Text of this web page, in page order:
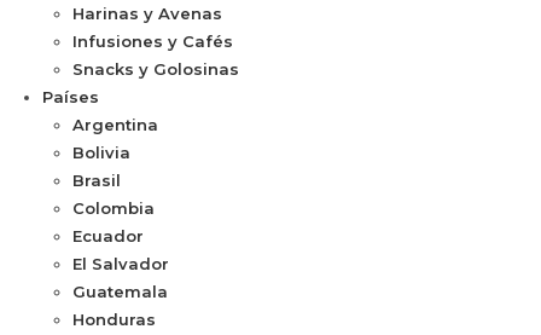
Harinas y Avenas
Infusiones y Cafés
Snacks y Golosinas
Países
Argentina
Bolivia
Brasil
Colombia
Ecuador
El Salvador
Guatemala
Honduras